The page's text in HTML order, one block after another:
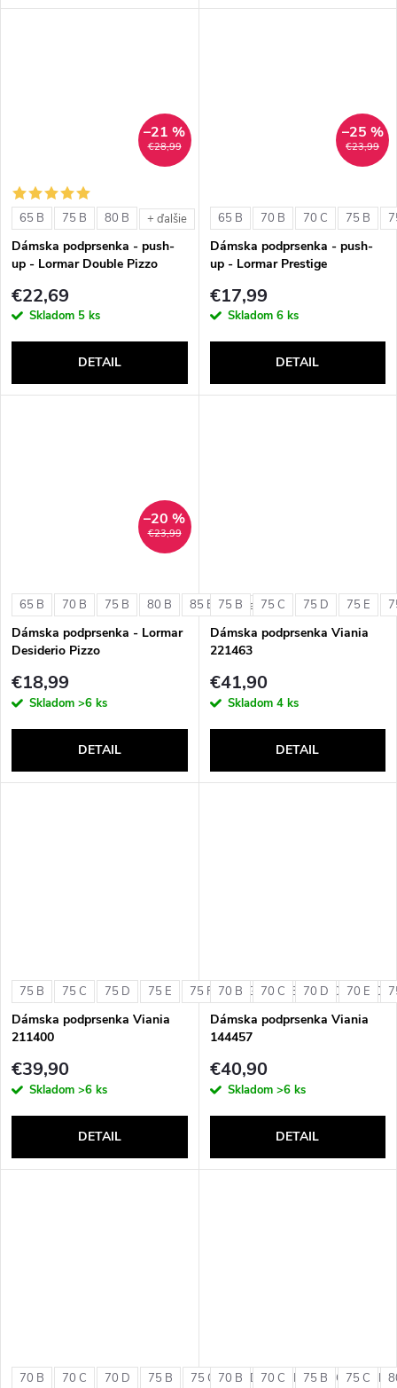
€28,99
–21 %
65 B 75 B 80 B + ďalšie
Dámska podprsenka - push-
up - Lormar Double Pizzo
€22,69
Skladom 5 ks
DETAIL
€23,99
–25 %
65 B 70 B 70 C 75 B
Dámska podprsenka - push-
up - Lormar Prestige
€17,99
Skladom 6 ks
DETAIL
€23,99
–20 %
65 B 70 B 75 B 80 B 85 B + ďalšie
Dámska podprsenka - Lormar
Desiderio Pizzo
€18,99
Skladom >6 ks
DETAIL
75 B 75 C 75 D 75 E
Dámska podprsenka Viania
221463
€41,90
Skladom 4 ks
DETAIL
75 B 75 C 75 D 75 E 75 F 75 G 80 B 80 C 80 D
Dámska podprsenka Viania
211400
€39,90
Skladom >6 ks
DETAIL
70 B 70 C 70 D 70 E
Dámska podprsenka Viania
144457
€40,90
Skladom >6 ks
DETAIL
70 B 70 C 70 D 75 B 75 C 75 D 80 B 80 C 80 D
70 B 70 C 75 B 75 C